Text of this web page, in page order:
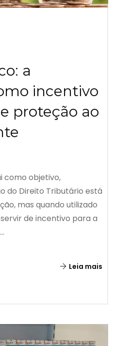
a
incentivo
proteção ao
como objetivo,
do Direito Tributário está
mas quando utilizado
de incentivo para a
Leia mais